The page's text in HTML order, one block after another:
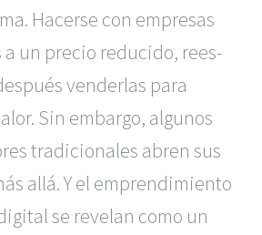
Hacerse con empresas
a un precio reducido, rees­
venderlas para
Sin embargo, algunos
tradicionales abren sus
allá. Y el emprendimiento
se revelan como un